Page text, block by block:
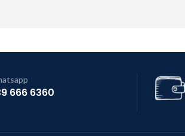
666 6360